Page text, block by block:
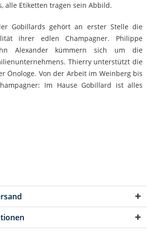
alle Etiketten tragen sein Abbild.
Gobillards gehört an erster Stelle die
ihrer edlen Champagner. Philippe
Alexander kümmern sich um die
Thierry unterstützt die
Önologe. Von der Arbeit im Wein­berg bis
Im Hause Gobillard ist alles